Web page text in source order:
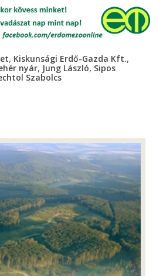
, Kiskunsági Erdő-Gazda Kft.,
nyár, Jung László, Sipos
Szabolcs